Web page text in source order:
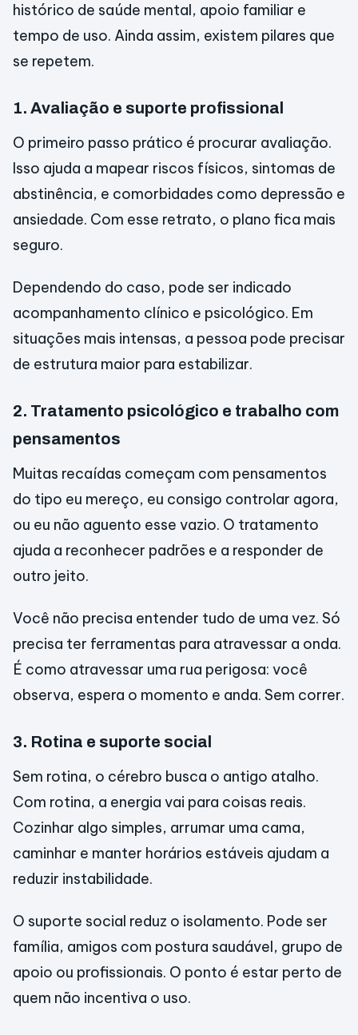
histórico de saúde mental, apoio familiar e
tempo de uso. Ainda assim, existem pilares que
se repetem.
1. Avaliação e suporte profissional
O primeiro passo prático é procurar avaliação.
Isso ajuda a mapear riscos físicos, sintomas de
abstinência, e comorbidades como depressão e
ansiedade. Com esse retrato, o plano fica mais
seguro.
Dependendo do caso, pode ser indicado
acompanhamento clínico e psicológico. Em
situações mais intensas, a pessoa pode precisar
de estrutura maior para estabilizar.
2. Tratamento psicológico e trabalho com
pensamentos
Muitas recaídas começam com pensamentos
do tipo eu mereço, eu consigo controlar agora,
ou eu não aguento esse vazio. O tratamento
ajuda a reconhecer padrões e a responder de
outro jeito.
Você não precisa entender tudo de uma vez. Só
precisa ter ferramentas para atravessar a onda.
É como atravessar uma rua perigosa: você
observa, espera o momento e anda. Sem correr.
3. Rotina e suporte social
Sem rotina, o cérebro busca o antigo atalho.
Com rotina, a energia vai para coisas reais.
Cozinhar algo simples, arrumar uma cama,
caminhar e manter horários estáveis ajudam a
reduzir instabilidade.
O suporte social reduz o isolamento. Pode ser
família, amigos com postura saudável, grupo de
apoio ou profissionais. O ponto é estar perto de
quem não incentiva o uso.